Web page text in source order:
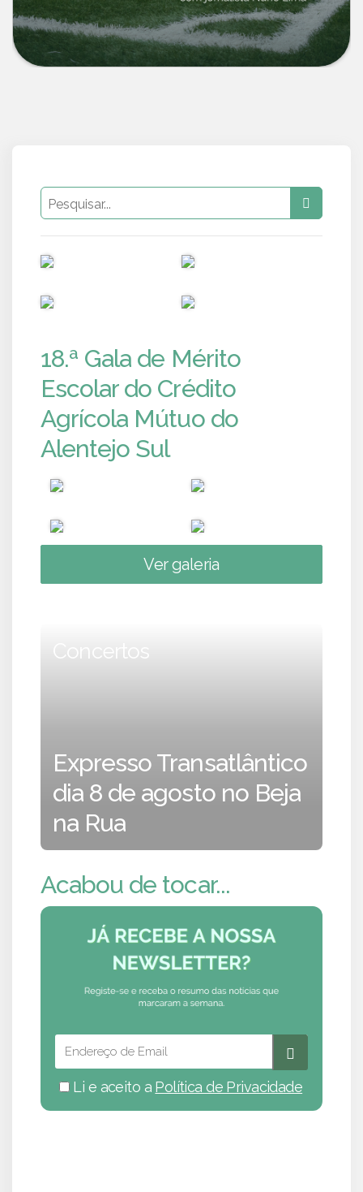
18.ª Gala de Mérito
Escolar do Crédito
Agrícola Mútuo do
Alentejo Sul
Ver galeria
Concertos
Expresso Transatlântico
dia 8 de agosto no Beja
na Rua
Acabou de tocar...
Li e aceito a Política de Privacidade